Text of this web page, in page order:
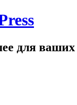
для ваших